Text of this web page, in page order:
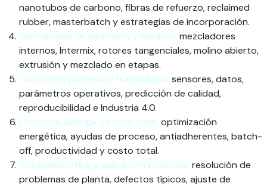
nanotubos de carbono, fibras de refuerzo, reclaimed
rubber, masterbatch y estrategias de incorporación.
Tecnologías de mezclado y equipos: mezcladores
internos, Intermix, rotores tangenciales, molino abierto,
extrusión y mezclado en etapas.
Control de proceso y trazabilidad: sensores, datos,
parámetros operativos, predicción de calidad,
reproducibilidad e Industria 4.0.
Eficiencia, energía y costo total: optimización
energética, ayudas de proceso, antiadherentes, batch-
off, productividad y costo total.
Troubleshooting y aplicación industrial: resolución de
problemas de planta, defectos típicos, ajuste de